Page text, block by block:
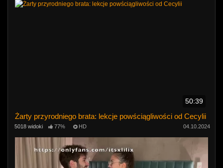
50:39
Żarty przyrodniego brata: lekcje powściągliwości od Cecylii
5018 widoki 77% HD 04.10.2024